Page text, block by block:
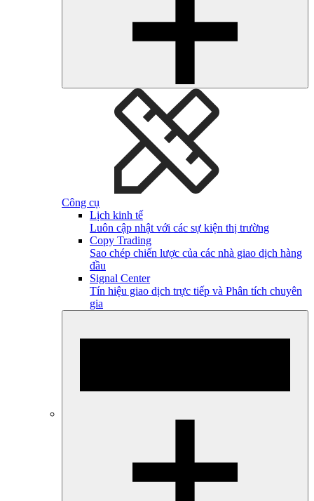
Công cụ
Lịch kinh tế
Luôn cập nhật với các sự kiện thị trường
Copy Trading
Sao chép chiến lược của các nhà giao dịch hàng
đầu
Signal Center
Tín hiệu giao dịch trực tiếp và Phân tích chuyên
gia